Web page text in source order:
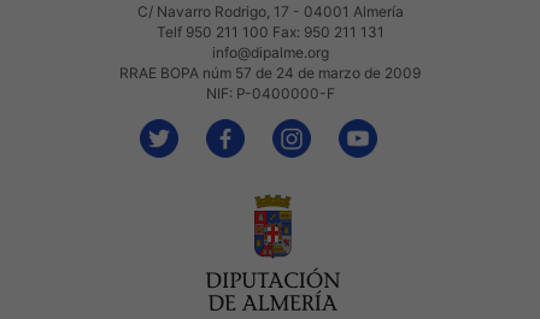
C/ Navarro Rodrigo, 17 - 04001 Almería
Telf 950 211 100 Fax: 950 211 131
info@dipalme.org
RRAE BOPA núm 57 de 24 de marzo de 2009
NIF: P-0400000-F